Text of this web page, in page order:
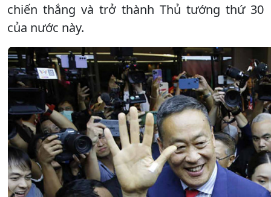
chiến thắng và trở thành Thủ tướng thứ 30
của nước này.